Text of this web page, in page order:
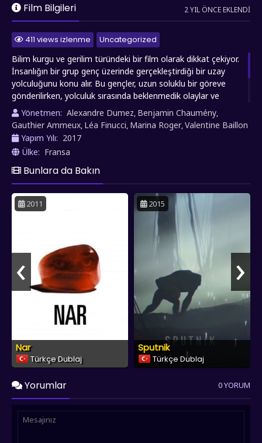
Film Bilgileri 2 YIL ÖNCE EKLENDI
411 views izlenme
Uncategorized
Bilim kurgu ve gerilim türündeki bir film olarak dikkat çekiyor.
İnsanlığın bir grup genç üzerinde gerçekleştirdiği bir uzay
yolculuğunu konu alır. Bu gençler, uzun soluklu bir göreve
gönderilirken, yolculuk sırasında beklenmedik olaylar ve
tehlikelerle karşılaşırlar. Zamanla, gemideki düzenin bozulması
ve insan doğasının karanlık yönlerinin ortaya çıkmasıyla
gerilim artar. Film, bilim kurgu tutkunlarını etkileyici bir hikaye
ve görsel şölenle buluşturuyor.
Yönetmen: Alexandre Dumez, Benjamin Chaumény,
Gauthier Ammeux, Léa Finucci, Marina Roger,Valentine Baillon
Yapım Yılı: 2017
Ülke: Fransa
Bunlara da Bakın
2011
Nar
Türkçe Dublaj
2015
Sputnik
Türkçe Dublaj
‹ ›
Yorumlar 0 YORUM